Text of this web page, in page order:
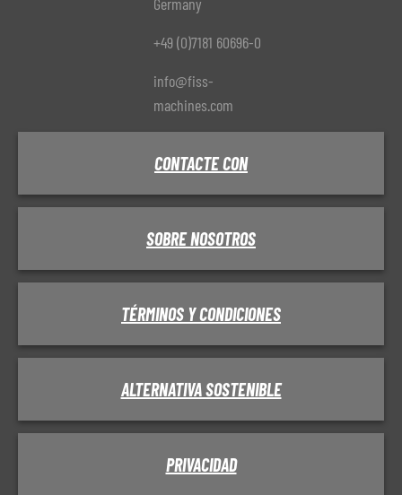
+49 (0)7181 60696-0
info@fiss-
machines.com
CONTACTE CON
SOBRE NOSOTROS
TÉRMINOS Y CONDICIONES
ALTERNATIVA SOSTENIBLE
PRIVACIDAD